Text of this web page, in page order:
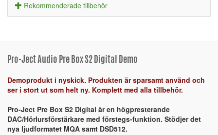
Rekommenderade tillbehör
Pro-Ject Audio Pre Box S2 Digital Demo
Demoprodukt i nyskick. Produkten är sparsamt använd och
ser i stort ut som helt ny. Komplett med alla tillbehör.
Pro-Ject Pre Box S2 Digital är en högpresterande
DAC/Hörlursförstärkare med förstegs-funktion. Stödjer det
nya ljudformatet MQA samt DSD512.